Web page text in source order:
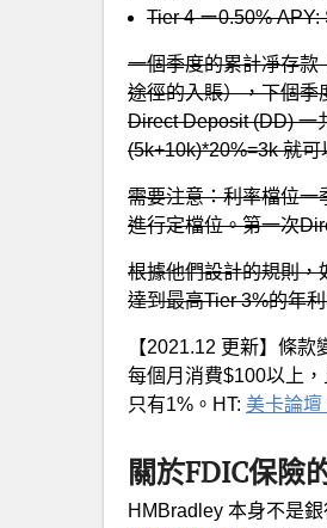
Tier 4 ー0.50%
一個季度的累計凈存款
途徑的入賬），下個季
Direct Deposit (DD) 一
(5k+10k)*20%=3k 就
需要注意：利率檔位一
進行定檔位。第一次
根據他們設計的規則，
達到最高Tier 3%的年
【2021.12 更新】條
每個月消費$100以上
只有1%。HT: 美卡論
關於FDIC保險
HMBradley 本身不是